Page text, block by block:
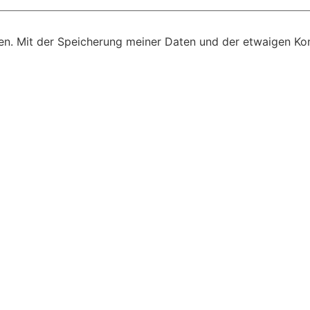
Mit der Speicherung meiner Daten und der etwaigen